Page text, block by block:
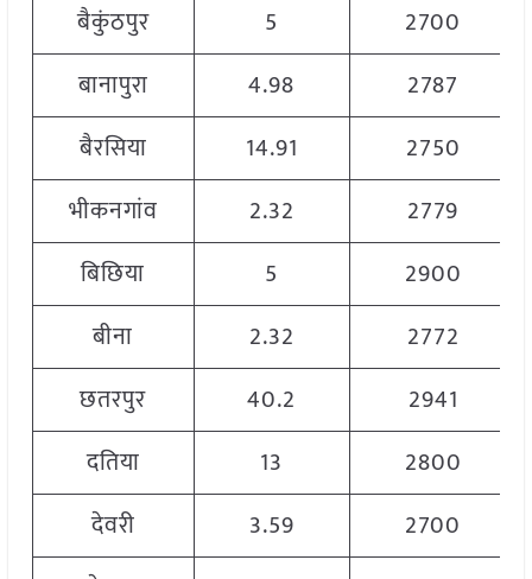
बैकुंठपुर
5
2700
बानापुरा
4.98
2787
बैरसिया
14.91
2750
भीकनगांव
2.32
2779
बिछिया
5
2900
बीना
2.32
2772
छतरपुर
40.2
2941
दतिया
13
2800
देवरी
3.59
2700